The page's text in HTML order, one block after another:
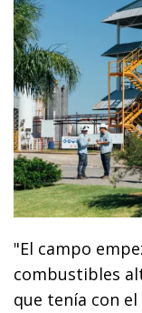
"El campo
combustibles
que tenía con